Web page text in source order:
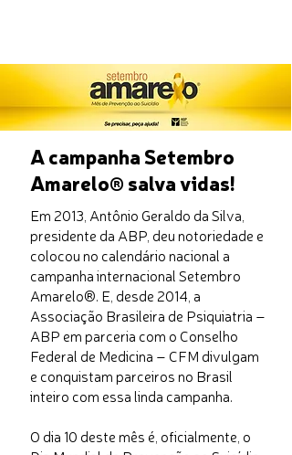
A campanha Setembro
Amarelo® salva vidas!
Em 2013, Antônio Geraldo da Silva,
presidente da ABP, deu notoriedade e
colocou no calendário nacional a
campanha internacional Setembro
Amarelo®. E, desde 2014, a
Associação Brasileira de Psiquiatria –
ABP em parceria com o Conselho
Federal de Medicina – CFM divulgam
e conquistam parceiros no Brasil
inteiro com essa linda campanha.
O dia 10 deste mês é, oficialmente, o